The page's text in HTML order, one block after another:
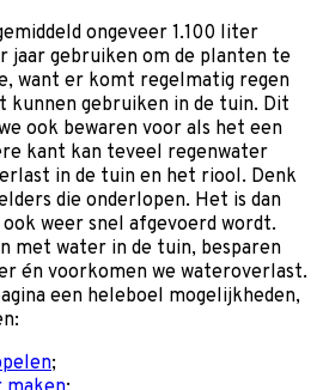
ongeveer 1.100 liter
jaar gebruiken om de planten te
want er komt regelmatig regen
kunnen gebruiken in de tuin. Dit
ook bewaren voor als het een
kant kan teveel regenwater
in de tuin en het riool. Denk
die onderlopen. Het is dan
weer snel afgevoerd wordt.
met water in de tuin, besparen
én voorkomen we wateroverlast.
een heleboel mogelijkheden,
;